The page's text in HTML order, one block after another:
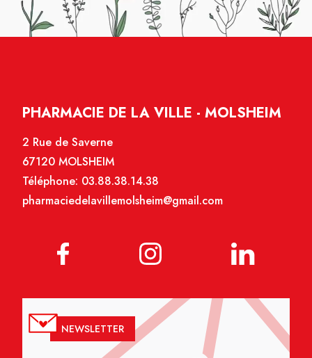
PHARMACIE DE LA VILLE - MOLSHEIM
2 Rue de Saverne
67120 MOLSHEIM
Téléphone: 03.88.38.14.38
pharmaciedelavillemolsheim@gmail.com
NEWSLETTER